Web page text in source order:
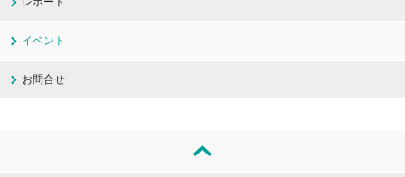
イベント
お問合せ